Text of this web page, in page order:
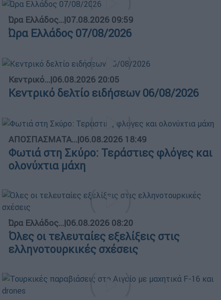
Ώρα Ελλάδος...|07.08.2026 09:59
Ώρα Ελλάδος 07/08/2026
Κεντρικό...|06.08.2026 20:05
Κεντρικό δελτίο ειδήσεων 06/08/2026
ΑΠΟΣΠΑΣΜΑΤΑ...|06.08.2026 18:49
Φωτιά στη Σκύρο: Τεράστιες φλόγες και
ολονύχτια μάχη
Ώρα Ελλάδος...|06.08.2026 08:20
Όλες οι τελευταίες εξελίξεις στις
ελληνοτουρκικές σχέσεις